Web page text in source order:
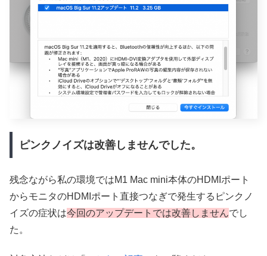
ピンクノイズは改善しませんでした。
残念ながら私の環境ではM1 Mac mini本体のHDMIポート
からモニタのHDMIポート直接つなぎで発生するピンクノ
イズの症状は今回のアップデートでは改善しませんでし
た。